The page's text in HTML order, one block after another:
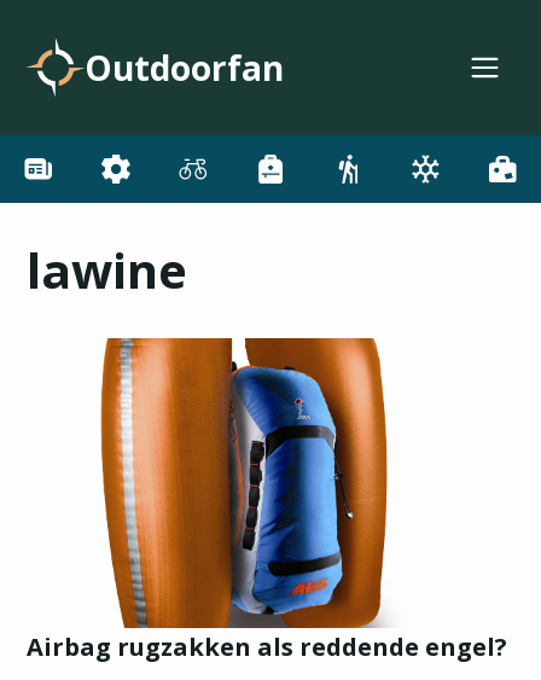
Outdoorfan
lawine
Airbag rugzakken als reddende engel?